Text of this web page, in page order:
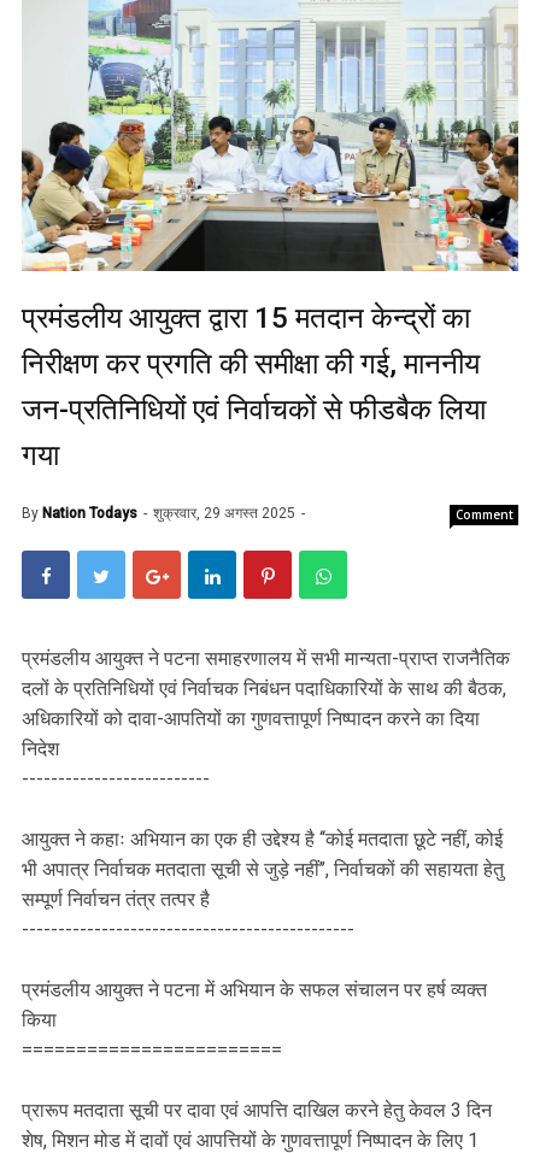
प्रमंडलीय आयुक्त द्वारा 15 मतदान केन्द्रों का
निरीक्षण कर प्रगति की समीक्षा की गई, माननीय
जन-प्रतिनिधियों एवं निर्वाचकों से फीडबैक लिया
गया
By Nation Todays शुक्रवार, 29 अगस्त 2025 Comment
प्रमंडलीय आयुक्त ने पटना समाहरणालय में सभी मान्यता-प्राप्त राजनैतिक
दलों के प्रतिनिधियों एवं निर्वाचक निबंधन पदाधिकारियों के साथ की बैठक,
अधिकारियों को दावा-आपतियों का गुणवत्तापूर्ण निष्पादन करने का दिया
निदेश
--------------------------
आयुक्त ने कहाः अभियान का एक ही उद्देश्य है ‘‘कोई मतदाता छूटे नहीं, कोई
भी अपात्र निर्वाचक मतदाता सूची से जुड़े नहीं’’, निर्वाचकों की सहायता हेतु
सम्पूर्ण निर्वाचन तंत्र तत्पर है
----------------------------------------------
प्रमंडलीय आयुक्त ने पटना में अभियान के सफल संचालन पर हर्ष व्यक्त
किया
========================
प्रारूप मतदाता सूची पर दावा एवं आपत्ति दाखिल करने हेतु केवल 3 दिन
शेष, मिशन मोड में दावों एवं आपत्तियों के गुणवत्तापूर्ण निष्पादन के लिए 1